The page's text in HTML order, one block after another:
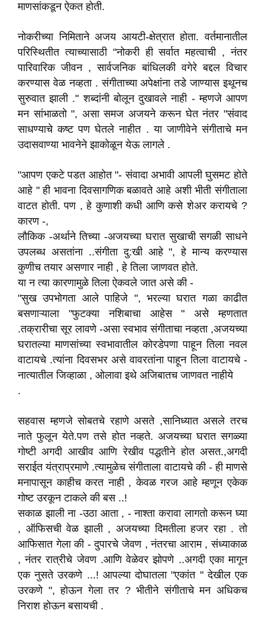
माणसांकडून ऐकत होती.
नोकरीच्या निमिताने अजय आयटी-क्षेत्रात होता. वर्तमानातील
परिस्थितीत त्याच्यासाठी "नोकरी ही सर्वात महत्वाची , नंतर
पारिवारिक जीवन , सार्वजनिक बांधिलकी वगेरे बद्दल विचार
करण्यास वेळ नव्हता . संगीताच्या अपेक्षांना तडे जाण्यास इथूनच
सुरुवात झाली ." शब्दांनी बोलून दुखावले नाही - म्हणजे आपण
मन सांभाळतो ", असा समज अजयने करून घेत नंतर "संवाद
साधण्याचे कष्ट पण घेतले नाहीत . या जाणीवेने संगीताचे मन
उदासवाण्या भावनेने झाकोळून येऊ लागले .
"आपण एकटे पडत आहोत "- संवादा अभावी आपली घुसमट होते
आहे " ही भावना दिवसागणिक बळावते आहे अशी भीती संगीताला
वाटत होती. पण , हे कुणाशी कधी आणि कसे शेअर करायचे ?
कारण -,
लौकिक -अर्थाने तिच्या -अजयच्या घरात सुखाची सगळी साधने
उपलब्ध असतांना ..संगीता दु:खी आहे ", हे मान्य करण्यास
कुणीच तयार असणार नाही , हे तिला जाणवत होते.
या न त्या कारणामुळे तिला ऐकवले जात असे की -
"सुख उपभोगता आले पाहिजे ", भरल्या घरात गळा काढीत
बसणाऱ्याला "फुटक्या नशिबाचा आहेस " असे म्हणतात
.तक्रारीचा सूर लावणे -असा स्वभाव संगीताचा नव्हता ,अजयच्या
घरातल्या माणसांच्या स्वभावातील कोरडेपणा पाहून तिला नवल
वाटायचे .त्यांना दिवसभर असे वावरतांना पाहून तिला वाटायचे -
नात्यातील जिव्हाळा , ओलावा इथे अजिबातच जाणवत नाहीये
.
सहवास म्हणजे सोबतचे रहाणे असते ,सानिध्यात असले तरच
नाते फुलून येते.पण तसे होत नव्हते. अजयच्या घरात सगळ्या
गोष्टी अगदी आखीव आणि रेखीव पद्धतीने होत असत.,अगदी
सराईत यंत्राप्रमाणे .त्यामुळेच संगीताला वाटायचे की - ही माणसे
मनापासून काहीच करत नाही , केवळ गरज आहे म्हणून एकेक
गोष्ट उरकून टाकले की बस ..!
सकाळ झाली ना -उठा आता , - नाश्ता करावा लागतो करून घ्या
, ऑफिसची वेळ झाली , अजयच्या दिमतीला हजर रहा . तो
आफिसात गेला की - दुपारचे जेवण , नंतरचा आराम , संध्याकाळ
, नंतर रात्रीचे जेवण .आणि वेळेवर झोपणे ..अगदी एका मागून
एक नुसते उरकणे ...! आपल्या दोघातला "एकांत " देखील एक
उरकणे ", होऊन गेला तर ? भीतीने संगीताचे मन अधिकच
निराश होऊन बसायची .